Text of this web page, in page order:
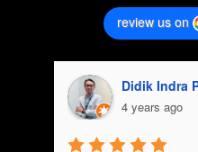
review us on
Didik Indra
4 years ago